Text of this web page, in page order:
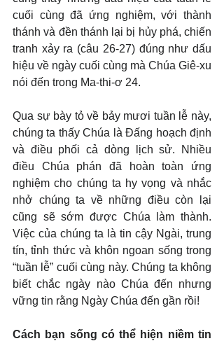
cuối cùng đã ứng nghiệm, với thành
thánh và đền thánh lại bị hủy phá, chiến
tranh xảy ra (câu 26-27) đúng như dấu
hiệu về ngày cuối cùng mà Chúa Giê-xu
nói đến trong Ma-thi-ơ 24.
Qua sự bày tỏ về bảy mươi tuần lễ này,
chúng ta thấy Chúa là Đấng hoạch định
và điều phối cả dòng lịch sử. Nhiều
điều Chúa phán đã hoàn toàn ứng
nghiệm cho chúng ta hy vọng và nhắc
nhở chúng ta về những điều còn lại
cũng sẽ sớm được Chúa làm thành.
Việc của chúng ta là tin cậy Ngài, trung
tín, tỉnh thức và khôn ngoan sống trong
“tuần lễ” cuối cùng này. Chúng ta không
biết chắc ngày nào Chúa đến nhưng
vững tin rằng Ngày Chúa đến gần rồi!
Cách bạn sống có thể hiện niềm tin